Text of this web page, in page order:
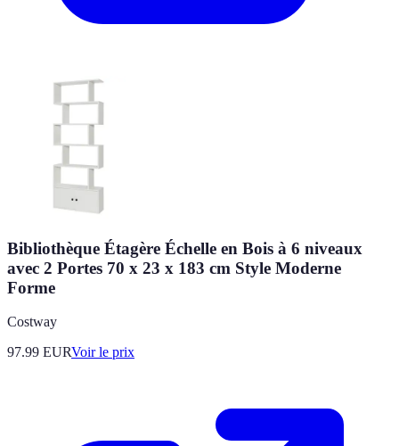
Bibliothèque Étagère Échelle en Bois à 6 niveaux
avec 2 Portes 70 x 23 x 183 cm Style Moderne
Forme
Costway
97.99 EURVoir le prix